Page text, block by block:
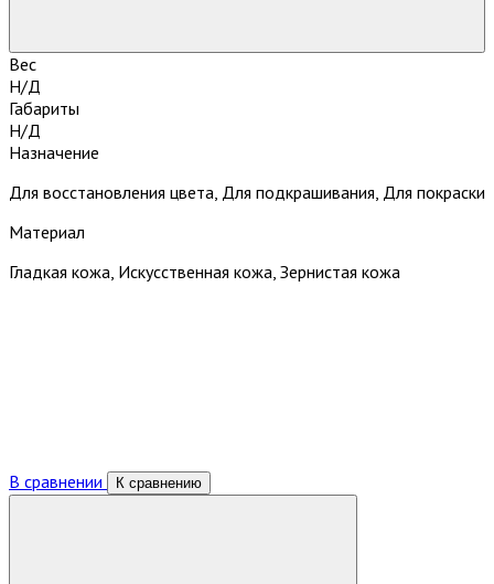
Вес
Н/Д
Габариты
Н/Д
Назначение
Для восстановления цвета, Для подкрашивания, Для покраски
Материал
Гладкая кожа, Искусственная кожа, Зернистая кожа
В сравнении К сравнению